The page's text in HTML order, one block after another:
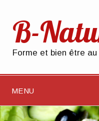
B-
Forme et bien être au
MENU